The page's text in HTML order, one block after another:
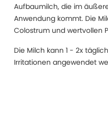
Aufbaumilch, die im
Anwendung kommt. Die
Colostrum und wertvollen
Die Milch kann 1 - 2x
Irritationen angewendet